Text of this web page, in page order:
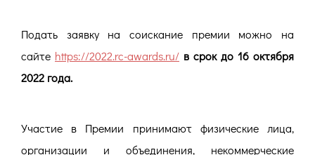
Подать заявку на соискание премии можно на
сайте https://2022.rc-awards.ru/ в срок до 16 октября
2022 года.
Участие в Премии принимают физические лица,
организации и объединения, некоммерческие